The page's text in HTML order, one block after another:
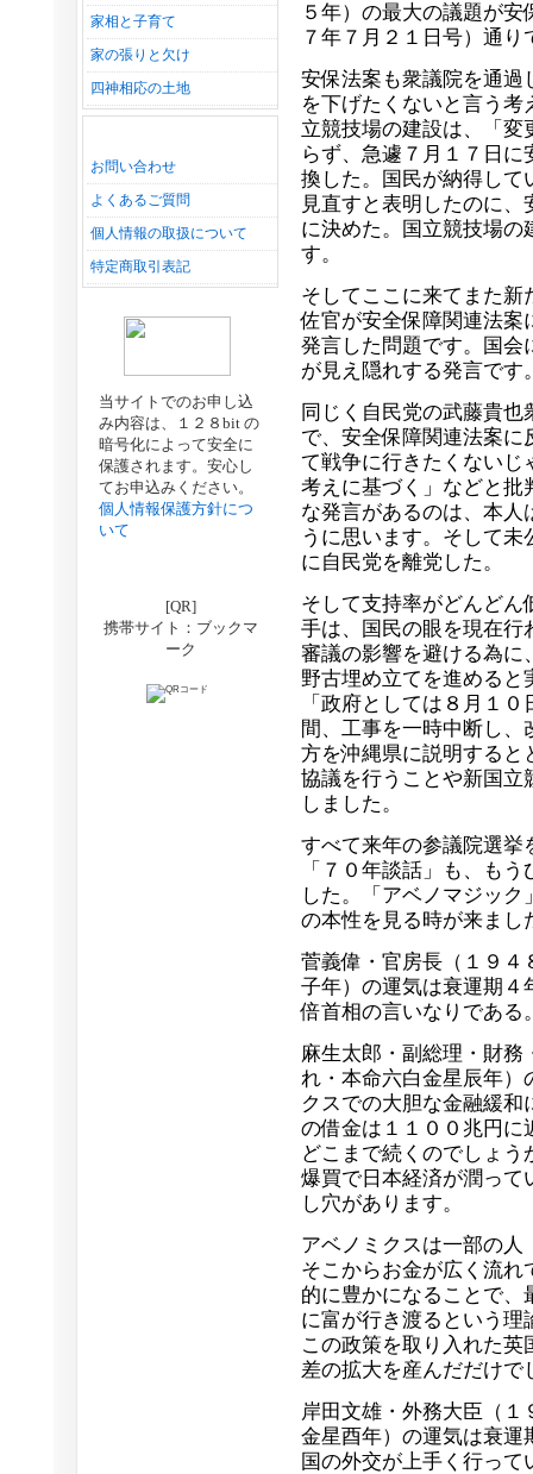
家相と子育て
家の張りと欠け
四神相応の土地
お問い合わせ
よくあるご質問
個人情報の取扱について
特定商取引表記
当サイトでのお申し込
み内容は、１２８bit の
暗号化によって安全に
保護されます。安心し
てお申込みください。
個人情報保護方針につ
いて
[QR]
携帯サイト：ブックマ
ーク
５年）の最大の議題が
７年７月２１日号）通り
安保法案も衆議院を通過
を下げたくないと言う
立競技場の建設は、「
らず、急遽７月１７日
換した。国民が納得して
見直すと表明したのに
に決めた。国立競技場
す。
そしてここに来てまた
佐官が安全保障関連法案
発言した問題です。国会
が見え隠れする発言です
同じく自民党の武藤貴
で、安全保障関連法案
て戦争に行きたくない
考えに基づく」などと批
な発言があるのは、本
うに思います。そして
に自民党を離党した。
そして支持率がどんど
手は、国民の眼を現在行
審議の影響を避ける為に
野古埋め立てを進めると
「政府としては８月１
間、工事を一時中断し
方を沖縄県に説明すると
協議を行うことや新国立
しました。
すべて来年の参議院選挙
「７０年談話」も、も
した。「アベノマジッ
の本性を見る時が来まし
菅義偉・官房長（１９４
子年）の運気は衰運期４
倍首相の言いなりである
麻生太郎・副総理・財
れ・本命六白金星辰年）
クスでの大胆な金融緩
の借金は１１００兆円に
どこまで続くのでしょ
爆買で日本経済が潤って
し穴があります。
アベノミクスは一部の
そこからお金が広く流
的に豊かになることで
に富が行き渡るという
この政策を取り入れた
差の拡大を産んだだけで
岸田文雄・外務大臣（
金星酉年）の運気は衰運
国の外交が上手く行っ